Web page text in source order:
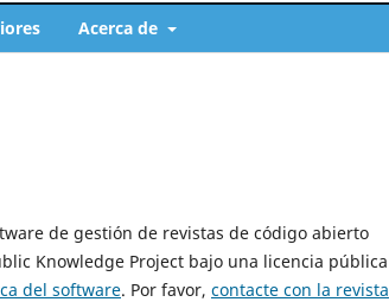
Acerca de
de gestión de revistas de código abierto
Knowledge Project bajo una licencia pública
del software. Por favor, contacte con la revista